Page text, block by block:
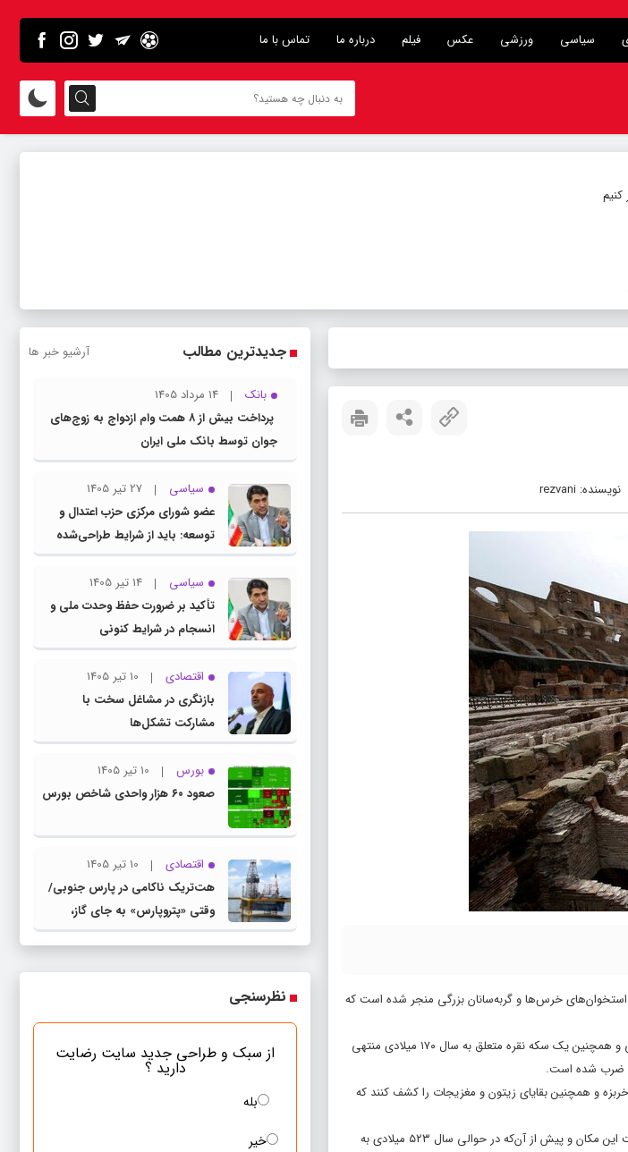
سیاسی ورزشی عکس فیلم درباره ما تماس با ما
نویسنده: rezvani
استخوان‌های خرس‌ها و گربه‌سانان بزرگی منجر شده است که
کاوش اخیر محققان در این مکان، علاوه‌بر این استخوان‌ها، به کشف بیش از ۵۰ سکه برنزی متعلق به اواخر دوران رومی و همچنین یک سکه نقره متعلق به سال ۱۷۰ میلادی منتهی
و همچنین بقایای زیتون و مغزیجات را کشف کنند که
کاوش جدید باستان‌شناسان در این مکان در ماه ژانویه ۲۰۲۲ آغاز شد و اطلاعات جدیدی را درباره سال‌های پایانی فعالیت این مکان و پیش از آن‌که در حوالی سال ۵۲۳ میلادی به
جدیدترین مطالب آرشیو خبر ها
بانک
14 مرداد 1405
پرداخت بیش از ۸ همت وام ازدواج به زوج‌های
جوان توسط بانک ملی ایران
سیاسی
27 تیر 1405
عضو شورای مرکزی حزب اعتدال و
توسعه: باید از شرایط طراحی‌شده
توسط دشمنان عبور کنیم
سیاسی
14 تیر 1405
تأکید بر ضرورت حفظ وحدت ملی و
انسجام در شرایط کنونی
اقتصادی
10 تیر 1405
بازنگری در مشاغل سخت با
مشارکت تشکل‌ها
بورس
10 تیر 1405
صعود ۶۰ هزار واحدی شاخص بورس
اقتصادی
10 تیر 1405
هت‌تریک ناکامی در پارس جنوبی/
وقتی «پتروپارس» به جای گاز،
«بحران» تولید می‌کند
نظرسنجی
از سبک و طراحی جدید سایت رضایت
دارید ؟
بله
خیر